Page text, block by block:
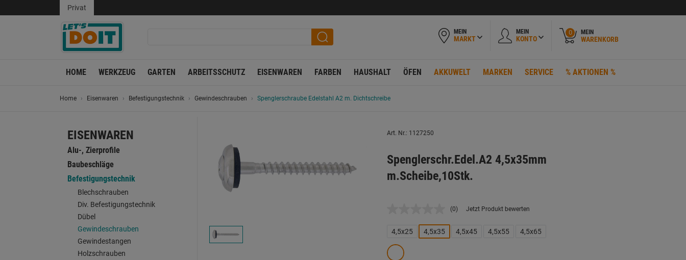
Privat
MEIN
MARKT
MEIN
KONTO
0 MEIN
WARENKORB
HOME WERKZEUG GARTEN ARBEITSSCHUTZ EISENWAREN FARBEN HAUSHALT ÖFEN AKKUWELT MARKEN SERVICE % AKTIONEN %
Home Eisenwaren Befestigungstechnik Gewindeschrauben Spenglerschraube Edelstahl A2 m. Dichtschreibe
EISENWAREN
Alu-, Zierprofile
Baubeschläge
Befestigungstechnik
Blechschrauben
Div. Befestigungstechnik
Dübel
Gewindeschrauben
Gewindestangen
Holzschrauben
Art. Nr.: 1127250
Spenglerschr.Edel.A2 4,5x35mm
m.Scheibe,10Stk.
Kein
Link
auf
(0) Jetzt Produkt bewerten
4,5x25 4,5x35 4,5x45 4,5x55 4,5x65